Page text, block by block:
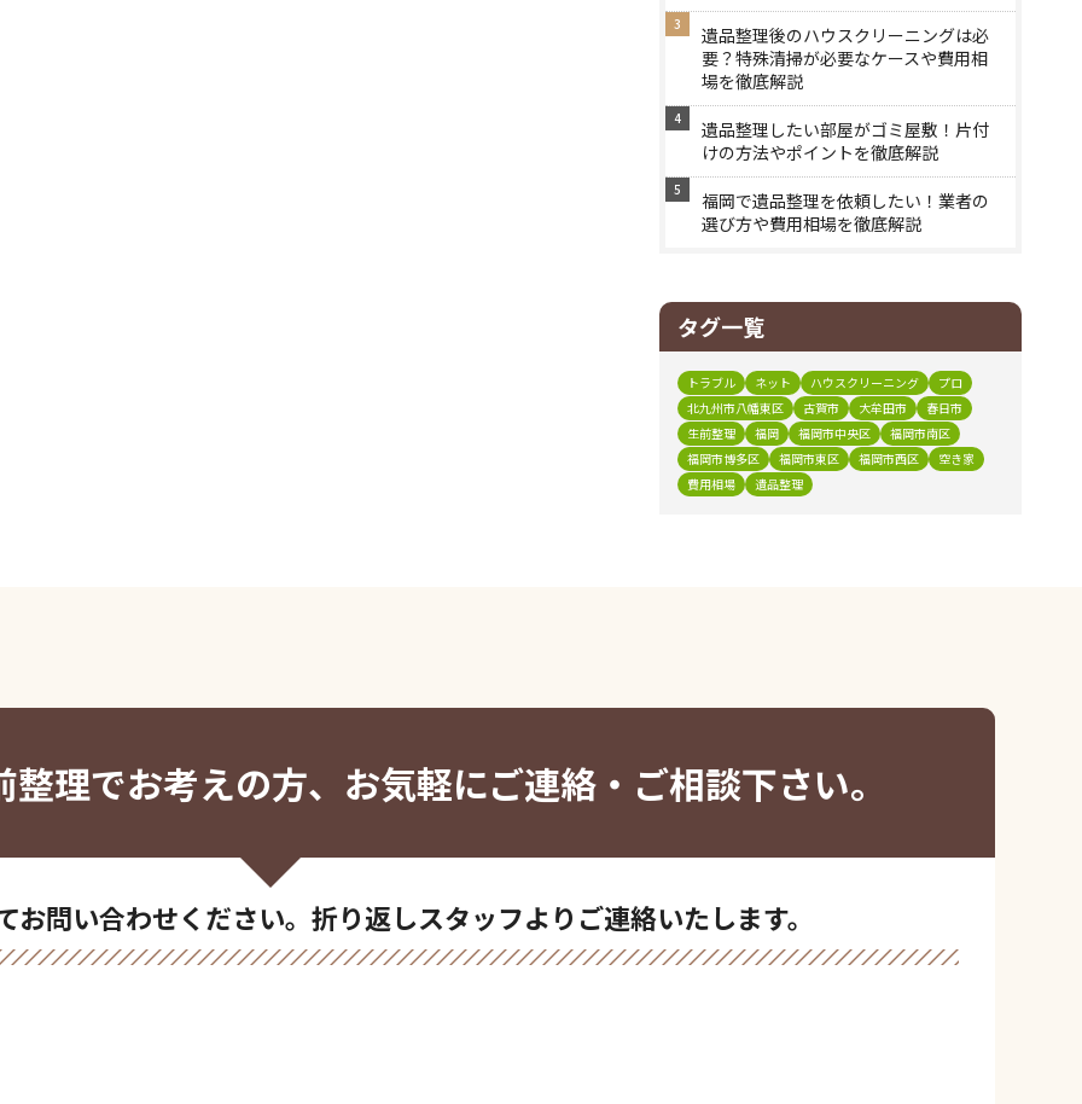
遺品整理後のハウスクリーニングは必
要？特殊清掃が必要なケースや費用相
場を徹底解説
遺品整理したい部屋がゴミ屋敷！片付
けの方法やポイントを徹底解説
福岡で遺品整理を依頼したい！業者の
選び方や費用相場を徹底解説
タグ一覧
トラブル ネット ハウスクリーニング
プロ
北九州市八幡東区
古賀市 大牟田市
春日市
生前整理
福岡 福岡市中央区
福岡市南区
福岡市博多区
福岡市東区 福岡市西区
空き家
費用相場
遺品整理
理でお考えの方、お気軽にご連絡・ご相談下さい。
お問い合わせください。折り返しスタッフよりご連絡いたします。